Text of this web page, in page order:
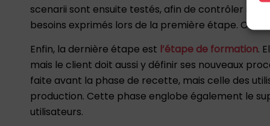
scenarii sont ensuite testés, afin de contrôler s’il
besoins exprimés lors de la première étape.
Enfin, la dernière étape est l’étape de formation.
mais le client doit aussi y définir ses nouveaux
faite avant la phase de recette, mais celle des
production. Cette phase englobe également le
utilisateurs.